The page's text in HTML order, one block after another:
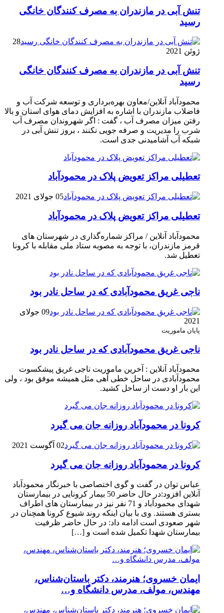
تنش آبی در مازندران به مصرف كنندگان خانگی
رسيد
28
ژوئن 2021
تنش آبی در مازندران به مصرف كنندگان خانگی
رسيد
محمودآباد آنلاین/معاون بهره‌برداری و توسعه شرکت آب و
فاضلاب مازندران با اشاره به افزایش دمای هوای استان و بالا
رفتن میزان مصرف آب ، گفت : اگر شهروندان مصرف آب
شرب را مدیریت و صرفه جویی نکنند ، بروز تنش آبی در
شبکه آب آشامیدنی جدی است.
تعطیلی مراکز تعویض پلاک در محمودآباد
05 جولای 2021
تعطیلی مراکز تعویض پلاک در محمودآباد
محمودآباد آنلاین / مراکز شماره‌گذاری در شهر‌ستان های
قرمز مازندران، با توجه به مصوبه ستاد ملی مقابله با کرونا
تعطیل شد.
ناجی غریق محمودآبادی که در ساحل نادر بود
09 جولای
2021
پایان ماموریت
ناجی غریق محمودآبادی که در ساحل نادر بود
محمودآباد آنلاین : آخرین ماموریت ناجی غریق پیشکسوت
محمودآبادی در ساحل خطی آهی مثل همیشه موفق بود ، ولی
این بار او دست از ساحل کشید.
کرونا در محمودآباد روزانه جان می گیرد
02 آگوست 2021
کرونا در محمودآباد روزانه جان می گیرد
عباس توان در گفت و گوی اختصاصی با خبرنگار محمودآباد
آنلاین افزود:در حال حاضر 50 بیمار کرونایی در بیمارستان
شهدای محمودآباد و 71 نفر نیز در بیمارستان های اطراف
بستری هستند. وی با بیان اینکه روند شیوع کرونا همچنان در
شهر صعودی است ادامه داد: در حال حاضر ظرفیت
بیمارستان شهدا تکمیل شده است و […]
ایمان خسروی؛ هنرمند، دکتر باستان‌شناس،
مهندس، مولف، مدرس دانشگاه و…